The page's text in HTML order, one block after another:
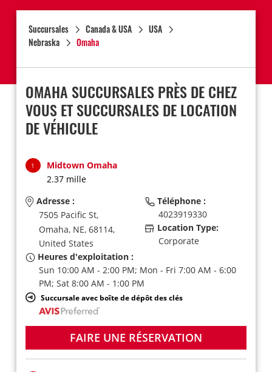
Succursales Canada & USA
USA
Nebraska
Omaha
OMAHA SUCCURSALES PRÈS DE CHEZ
VOUS ET SUCCURSALES DE LOCATION
DE VÉHICULE
1
Midtown Omaha
2.37 mille
Adresse :
7505 Pacific St,
Omaha, NE, 68114,
United States
Téléphone :
4023919330
Location Type:
Corporate
Heures d'exploitation :
Sun 10:00 AM - 2:00 PM; Mon - Fri 7:00 AM - 6:00
PM; Sat 8:00 AM - 1:00 PM
Succursale avec boîte de dépôt des clés
FAIRE UNE RÉSERVATION